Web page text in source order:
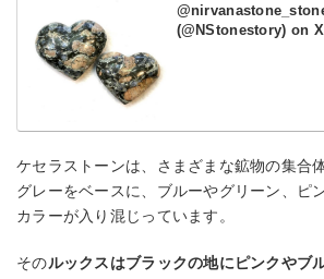
(@NStonestory) on X
ケセラストーンは、さまざまな鉱物の集合
グレーをベースに、ブルーやグリーン、ピ
カラーが入り混じっています。
そのルックスはブラックの地にピンクやブ